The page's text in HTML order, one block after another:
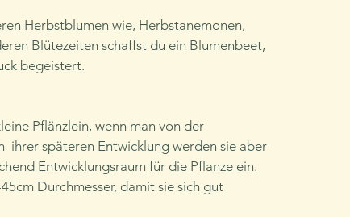
Herbstblumen wie, Herbstanemonen,
Blütezeiten schaffst du ein Blumenbeet,
begeistert.
Pflänzlein, wenn man von der
ihrer späteren Entwicklung werden sie aber
Entwicklungsraum für die Pflanze ein.
Durchmesser, damit sie sich gut